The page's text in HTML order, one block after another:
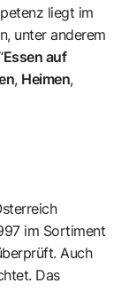
liegt im
unter anderem
Essen auf
, Heimen,
im Sortiment
Auch
Das